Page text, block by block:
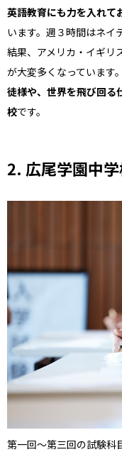
英語教育にも力を入れて
います。週３時間はネイ
結果、アメリカ・イギリ
が大変多くなっています。
徒様や、世界を飛び回る
校です。
2. 広尾学園中
第一回～第三回の試験科